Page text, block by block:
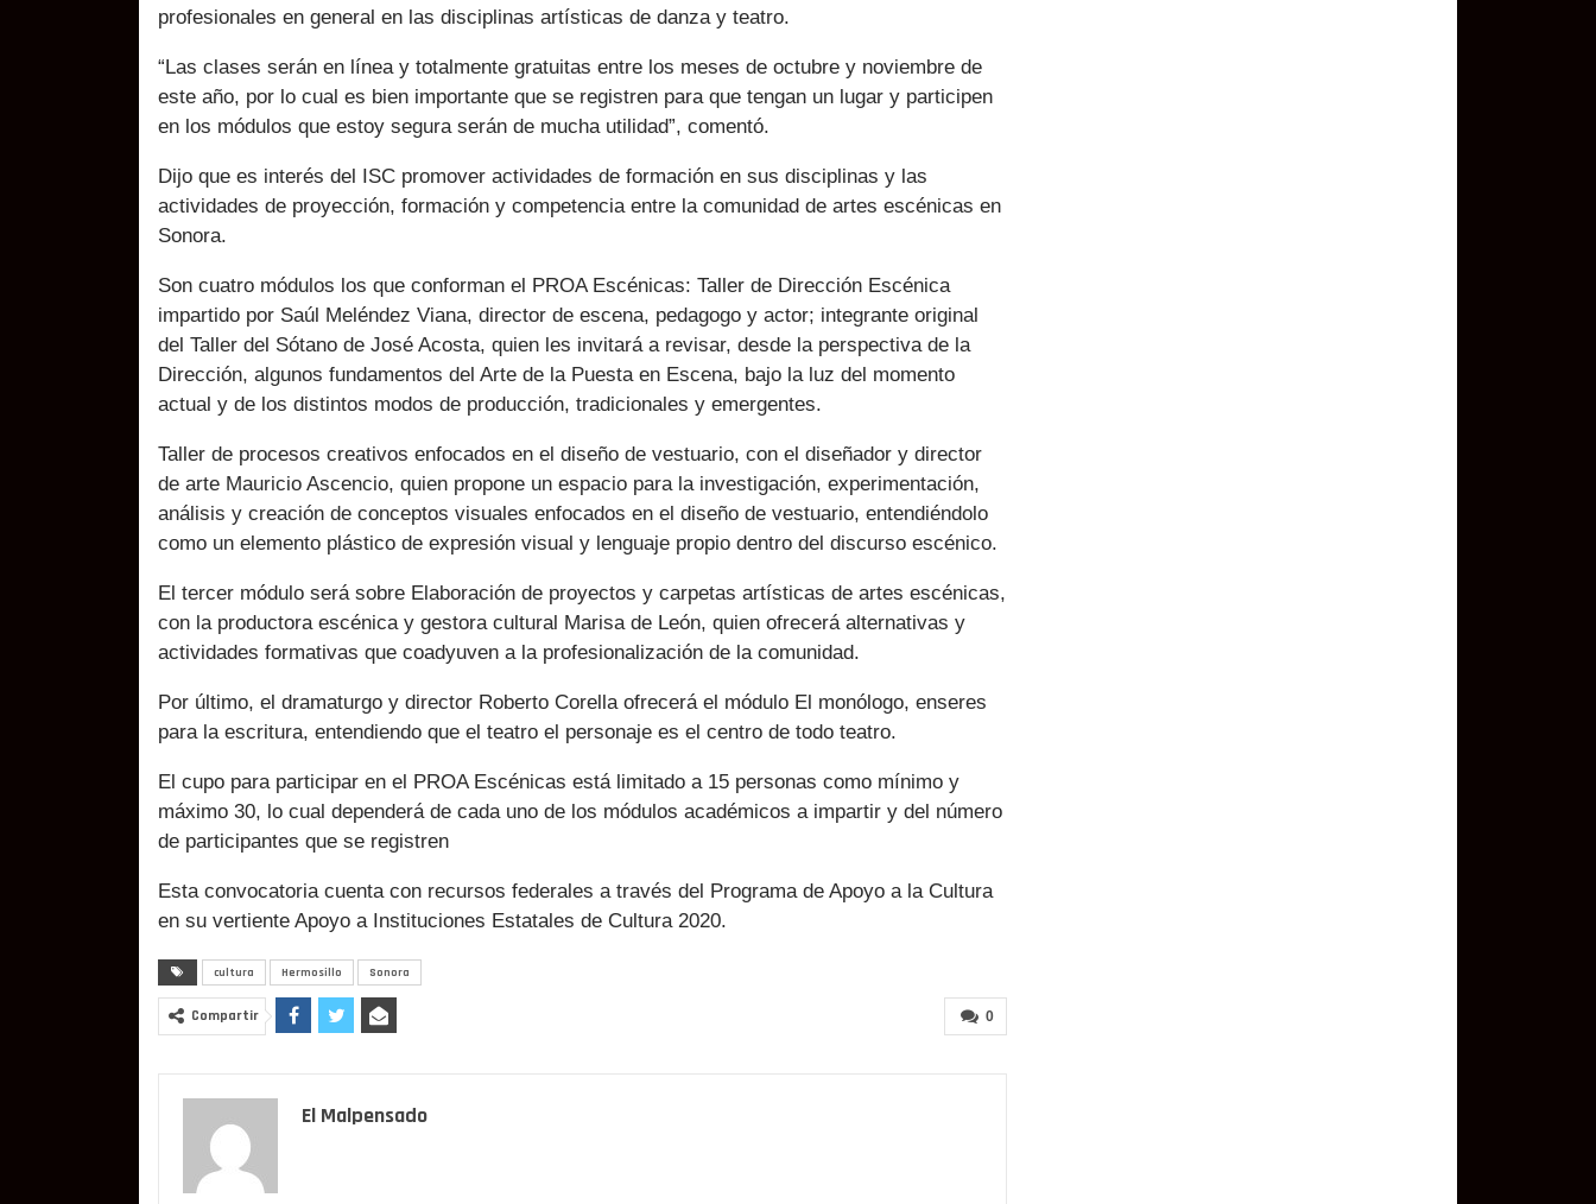
profesionales en general en las disciplinas artísticas de danza y teatro.
“Las clases serán en línea y totalmente gratuitas entre los meses de octubre y noviembre de
este año, por lo cual es bien importante que se registren para que tengan un lugar y participen
en los módulos que estoy segura serán de mucha utilidad”, comentó.
Dijo que es interés del ISC promover actividades de formación en sus disciplinas y las
actividades de proyección, formación y competencia entre la comunidad de artes escénicas en
Sonora.
Son cuatro módulos los que conforman el PROA Escénicas: Taller de Dirección Escénica
impartido por Saúl Meléndez Viana, director de escena, pedagogo y actor; integrante original
del Taller del Sótano de José Acosta, quien les invitará a revisar, desde la perspectiva de la
Dirección, algunos fundamentos del Arte de la Puesta en Escena, bajo la luz del momento
actual y de los distintos modos de producción, tradicionales y emergentes.
Taller de procesos creativos enfocados en el diseño de vestuario, con el diseñador y director
de arte Mauricio Ascencio, quien propone un espacio para la investigación, experimentación,
análisis y creación de conceptos visuales enfocados en el diseño de vestuario, entendiéndolo
como un elemento plástico de expresión visual y lenguaje propio dentro del discurso escénico.
El tercer módulo será sobre Elaboración de proyectos y carpetas artísticas de artes escénicas,
con la productora escénica y gestora cultural Marisa de León, quien ofrecerá alternativas y
actividades formativas que coadyuven a la profesionalización de la comunidad.
Por último, el dramaturgo y director Roberto Corella ofrecerá el módulo El monólogo, enseres
para la escritura, entendiendo que el teatro el personaje es el centro de todo teatro.
El cupo para participar en el PROA Escénicas está limitado a 15 personas como mínimo y
máximo 30, lo cual dependerá de cada uno de los módulos académicos a impartir y del número
de participantes que se registren
Esta convocatoria cuenta con recursos federales a través del Programa de Apoyo a la Cultura
en su vertiente Apoyo a Instituciones Estatales de Cultura 2020.
cultura Hermosillo Sonora
0
Compartir
El Malpensado